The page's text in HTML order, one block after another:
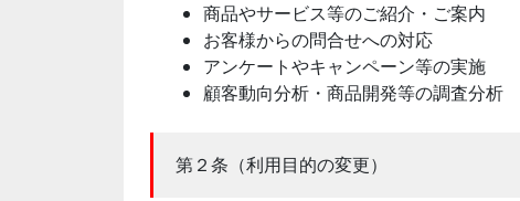
商品やサービス等のご紹介・ご案内
お客様からの問合せへの対応
アンケートやキャンペーン等の実施
顧客動向分析・商品開発等の調査分析
第２条（利用目的の変更）